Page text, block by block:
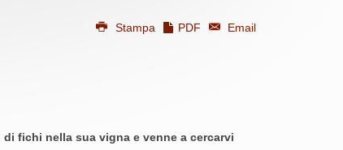
Stampa PDF Email
fichi nella sua vigna e venne a cercarvi